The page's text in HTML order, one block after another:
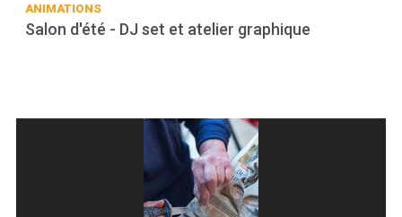
ANIMATIONS
Salon d'été - DJ set et atelier graphique